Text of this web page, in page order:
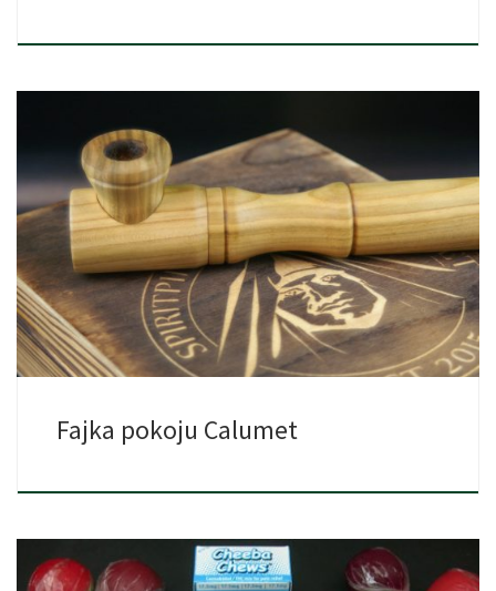
Dzisiaj przedstawiamy wam fajkę pokoju firmy Calumet. Zachwyca
ona nie […]
Fajka pokoju Calumet